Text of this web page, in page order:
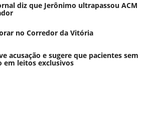
diz que Jerônimo ultrapassou ACM
no Corredor da Vitória
acusação e sugere que pacientes sem
em leitos exclusivos